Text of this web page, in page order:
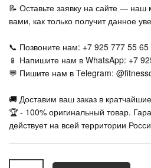
📝 Оставьте заявку на сайте — наш
вами, как только получит данное
📞 Позвоните нам: +7 925 777 55 65
📱 Напишите нам в WhatsApp: +7
💬 Пишите нам в Telegram:
🚚 Доставим ваш заказ в
🏆 - 100% оригинальный товар.
действует на всей территории